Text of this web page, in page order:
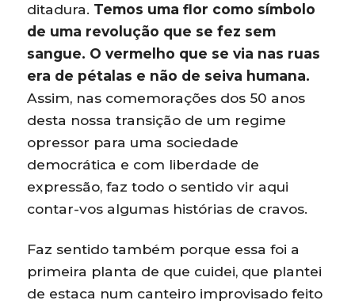
ditadura. Temos uma flor como símbolo
de uma revolução que se fez sem
sangue. O vermelho que se via nas ruas
era de pétalas e não de seiva humana.
Assim, nas comemorações dos 50 anos
desta nossa transição de um regime
opressor para uma sociedade
democrática e com liberdade de
expressão, faz todo o sentido vir aqui
contar-vos algumas histórias de cravos.
Faz sentido também porque essa foi a
primeira planta de que cuidei, que plantei
de estaca num canteiro improvisado feito